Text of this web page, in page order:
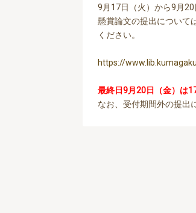
9月17日（火）から9月
懸賞論文の提出について
ください。
https://
最終日9月20日（金）は
なお、受付期間外の提出